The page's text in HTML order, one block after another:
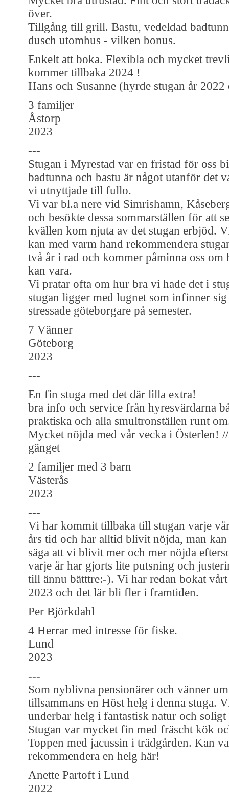
över.
Tillgång till grill. Bastu, vedeldad
dusch utomhus - vilken bonus.
Enkelt att boka. Flexibla och mycket
kommer tillbaka 2024 !
Hans och Susanne (hyrde stugan år
3 familjer
Åstorp
2023
---
Stugan i Myrestad var en fristad för oss
badtunna och bastu är något utanför det
vi utnyttjade till fullo.
Vi var bl.a nere vid Simrishamn,
och besökte dessa sommarställen för att
kvällen kom njuta av det stugan erbjöd.
kan med varm hand rekommendera
två år i rad och kommer påminna oss
kan vara.
Vi pratar ofta om hur bra vi hade det i
stugan ligger med lugnet som infinner
stressade göteborgare på semester.
7 Vänner
Göteborg
2023
---
En fin stuga med det där lilla extra!
bra info och service från hyresvärdarna
praktiska och alla smultronställen runt
Mycket nöjda med vår vecka i Österlen!
gänget
2 familjer med 3 barn
Västerås
2023
---
Vi har kommit tillbaka till stugan varje
års tid och har alltid blivit nöjda, man
säga att vi blivit mer och mer nöjda
varje år har gjorts lite putsning och
till ännu bätttre:-). Vi har redan bokat vårt
2023 och det lär bli fler i framtiden.
Per Björkdahl
4 Herrar med intresse för fiske.
Lund
2023
---
Som nyblivna pensionärer och vänner
tillsammans en Höst helg i denna stuga.
underbar helg i fantastisk natur och soligt
Stugan var mycket fin med fräscht kök
Toppen med jacussin i trädgården. Kan
rekommendera en helg här!
Anette Partoft i Lund
2022